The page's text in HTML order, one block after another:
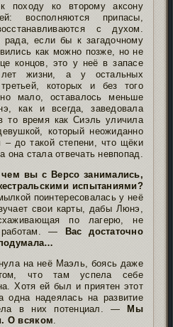
походу ко второму аксону
восполняются припасы,
с духом.
если бы к загадочному
как можно позже, но не
концов, это у неё в запасе
жизни, а у остальных
которых и без того
мало, оставалось меньше
как и всегда, заведовала
то время как Сиэль уличила
который неожиданно
– до такой степени, что щёки
она стала отвечать невпопад.
чем вы с Версо занимались,
испытаниями?
поинтересовалась у неё
свои карты, дабы Люнэ,
по лагерю, не
работам. —
Вас достаточно
на неё Маэль, боясь даже
что там успела себе
Хотя ей был и приятен этот
одна надеялась на развитие
в них потенциал. —
Мы
О всяком.